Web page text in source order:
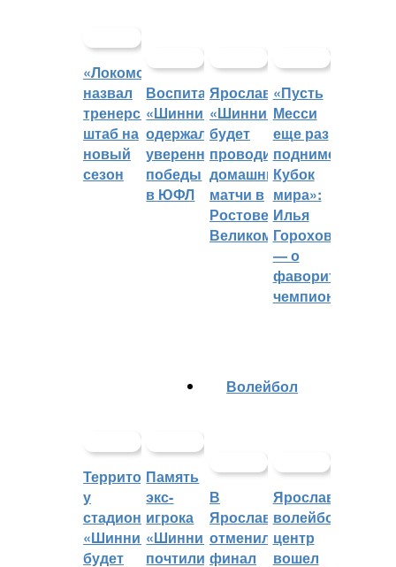
«Локомотив»
назвал
тренерский
штаб на
новый
сезон
Воспитанники
«Шинника»
одержали
уверенные
победы
в ЮФЛ
Ярославский
«Шинник»
будет
проводить
домашние
матчи в
Ростове
Великом
«Пусть
Месси
еще раз
поднимет
Кубок
мира»:
Илья
Горохов
— о
фаворитах
чемпионата
Территорией
у
стадиона
«Шинник»
будет
Память
экс-
игрока
«Шинника»
почтили
Волейбол
В
Ярославле
отменили
финал
Ярославский
волейбольный
центр
вошел